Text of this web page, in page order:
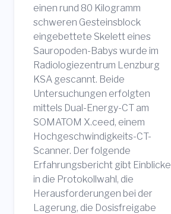
einen rund 80 Kilogramm
schweren Gesteinsblock
eingebettete Skelett eines
Sauropoden-Babys wurde im
Radiologiezentrum Lenzburg
KSA gescannt. Beide
Untersuchungen erfolgten
mittels Dual-Energy-CT am
SOMATOM X.ceed, einem
Hochgeschwindigkeits-CT-
Scanner. Der folgende
Erfahrungsbericht gibt Einblicke
in die Protokollwahl, die
Herausforderungen bei der
Lagerung, die Dosisfreigabe